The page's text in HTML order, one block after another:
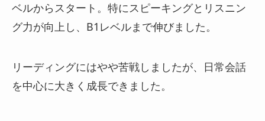
ベルからスタート。特にスピーキングとリスニン
グ力が向上し、B1レベルまで伸びました。
リーディングにはやや苦戦しましたが、日常会話
を中心に大きく成長できました。